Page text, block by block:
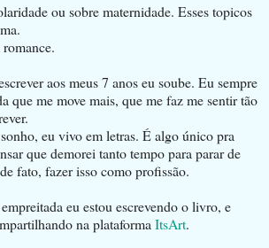
ou sobre maternidade. Esses topicos
aos meus 7 anos eu soube. Eu sempre
que me move mais, que me faz me sentir tão
eu vivo em letras. É algo único pra
que demorei tanto tempo para parar de
fato, fazer isso como profissão.
eu estou escrevendo o livro, e
na plataforma ItsArt.